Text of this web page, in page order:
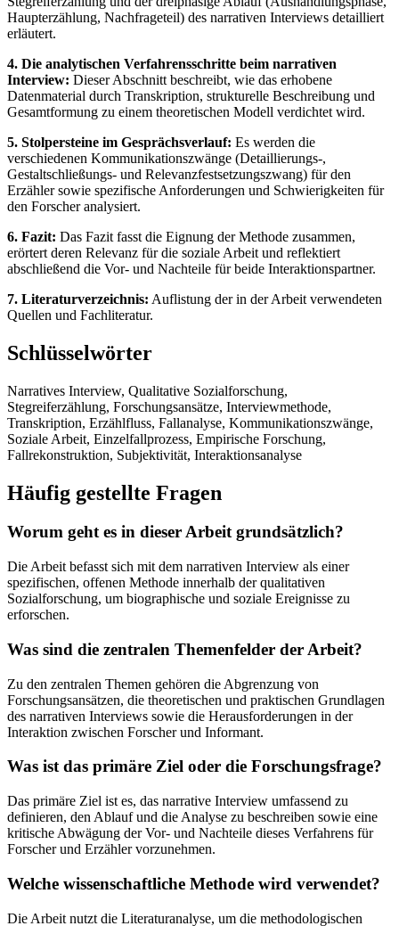
Haupterzählung, Nachfrageteil) des narrativen Interviews detailliert
erläutert.
4. Die analytischen Verfahrensschritte beim narrativen
Interview: Dieser Abschnitt beschreibt, wie das erhobene
Datenmaterial durch Transkription, strukturelle Beschreibung und
Gesamtformung zu einem theoretischen Modell verdichtet wird.
5. Stolpersteine im Gesprächsverlauf: Es werden die
verschiedenen Kommunikationszwänge (Detaillierungs-,
Gestaltschließungs- und Relevanzfestsetzungszwang) für den
Erzähler sowie spezifische Anforderungen und Schwierigkeiten für
den Forscher analysiert.
6. Fazit: Das Fazit fasst die Eignung der Methode zusammen,
erörtert deren Relevanz für die soziale Arbeit und reflektiert
abschließend die Vor- und Nachteile für beide Interaktionspartner.
7. Literaturverzeichnis: Auflistung der in der Arbeit verwendeten
Quellen und Fachliteratur.
Schlüsselwörter
Narratives Interview, Qualitative Sozialforschung,
Stegreiferzählung, Forschungsansätze, Interviewmethode,
Transkription, Erzählfluss, Fallanalyse, Kommunikationszwänge,
Soziale Arbeit, Einzelfallprozess, Empirische Forschung,
Fallrekonstruktion, Subjektivität, Interaktionsanalyse
Häufig gestellte Fragen
Worum geht es in dieser Arbeit grundsätzlich?
Die Arbeit befasst sich mit dem narrativen Interview als einer
spezifischen, offenen Methode innerhalb der qualitativen
Sozialforschung, um biographische und soziale Ereignisse zu
erforschen.
Was sind die zentralen Themenfelder der Arbeit?
Zu den zentralen Themen gehören die Abgrenzung von
Forschungsansätzen, die theoretischen und praktischen Grundlagen
des narrativen Interviews sowie die Herausforderungen in der
Interaktion zwischen Forscher und Informant.
Was ist das primäre Ziel oder die Forschungsfrage?
Das primäre Ziel ist es, das narrative Interview umfassend zu
definieren, den Ablauf und die Analyse zu beschreiben sowie eine
kritische Abwägung der Vor- und Nachteile dieses Verfahrens für
Forscher und Erzähler vorzunehmen.
Welche wissenschaftliche Methode wird verwendet?
Die Arbeit nutzt die Literaturanalyse, um die methodologischen